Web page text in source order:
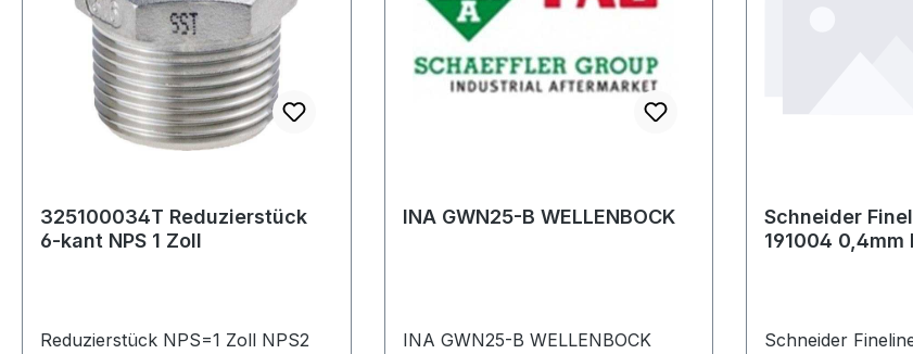
325100034T Reduzierstück
6-kant NPS 1 Zoll
Reduzierstück NPS=1 Zoll NPS2
INA GWN25-B WELLENBOCK
INA GWN25-B WELLENBOCK
Schneider
191004
Schneider